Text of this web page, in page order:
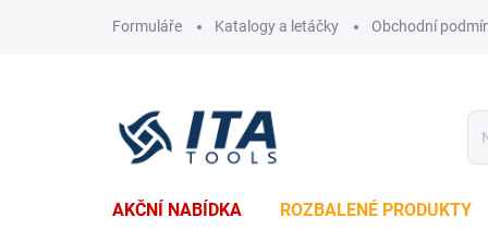
Formuláře Katalogy a letáčky Obchodní
AKČNÍ NABÍDKA ROZBALENÉ PRODUKTY